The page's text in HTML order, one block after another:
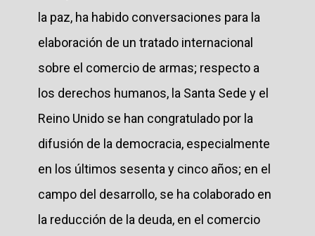
la paz, ha habido conversaciones para la
elaboración de un tratado internacional
sobre el comercio de armas; respecto a
los derechos humanos, la Santa Sede y el
Reino Unido se han congratulado por la
difusión de la democracia, especialmente
en los últimos sesenta y cinco años; en el
campo del desarrollo, se ha colaborado en
la reducción de la deuda, en el comercio